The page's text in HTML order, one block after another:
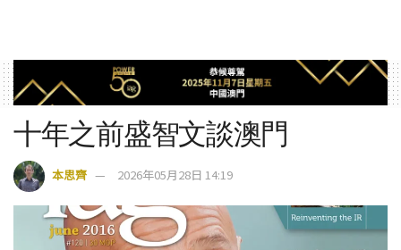
十年之前盛智文談澳門
本思齊 2026年05月28日 14:19